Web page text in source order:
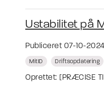
Ustabilitet på
Publiceret 07-10-2024
MitID Driftsopdatering
Oprettet: [PRÆCISE